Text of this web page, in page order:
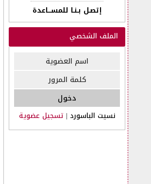
إتصـل بـنـا للمســـاعدة
الملف الشخصي
نسيت الباسورد | تسجيل عضوية